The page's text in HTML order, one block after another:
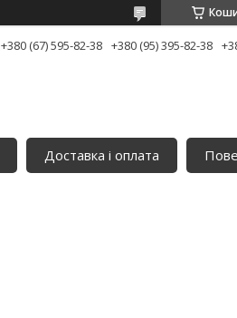
+380 (67) 595-82-38 +380 (95) 395-82-38
Доставка і оплата